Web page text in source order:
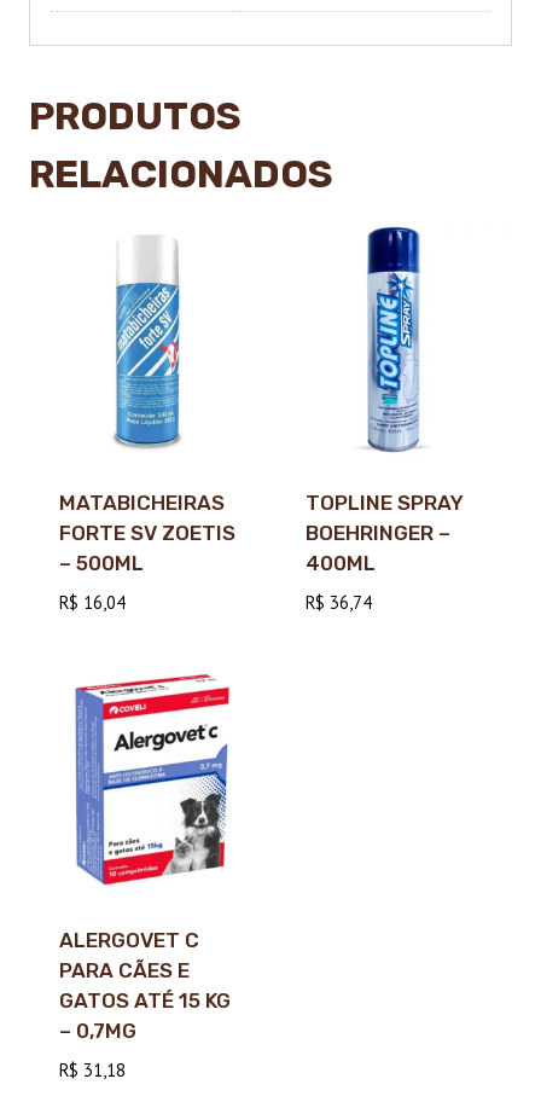
PRODUTOS
RELACIONADOS
MATABICHEIRAS
FORTE SV ZOETIS
– 500ML
R$ 16,04
TOPLINE SPRAY
BOEHRINGER –
400ML
R$ 36,74
ALERGOVET C
PARA CÃES E
GATOS ATÉ 15 KG
– 0,7MG
R$ 31,18